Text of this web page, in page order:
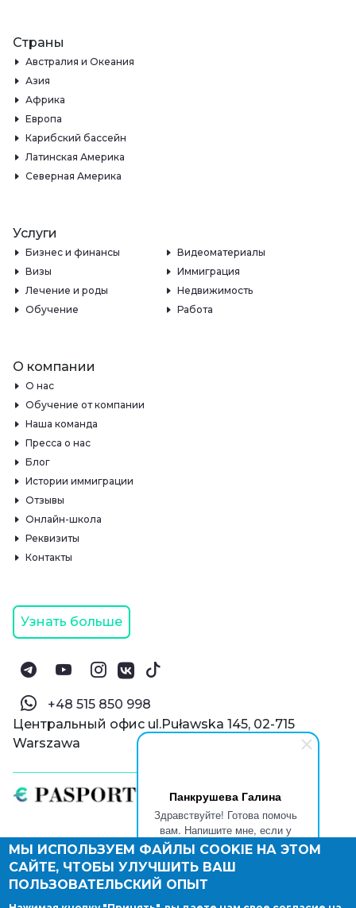
Панкрушева Галина
Здравствуйте! Готова помочь
вам. Напишите мне, если у
вас появятся вопросы.
© Паспорт Онлайн 2019—2026
Политика конфиденциальности
Оферта и конфиденциальность:РФ
Страны
Австралия и Океания
Азия
Африка
Европа
Карибский бассейн
Латинская Америка
Северная Америка
Услуги
Бизнес и финансы
Видеоматериалы
Визы
Иммиграция
Лечение и роды
Недвижимость
Обучение
Работа
О компании
О нас
Обучение от компании
Наша команда
Пресса о нас
Блог
Истории иммиграции
Отзывы
Онлайн-школа
Реквизиты
Контакты
Узнать больше
‪+48 515 850 998‬
Центральный офис ul.Puławska 145, 02-715
Warszawa
МЫ ИСПОЛЬЗУЕМ ФАЙЛЫ COOKIE НА ЭТОМ
САЙТЕ, ЧТОБЫ УЛУЧШИТЬ ВАШ
ПОЛЬЗОВАТЕЛЬСКИЙ ОПЫТ